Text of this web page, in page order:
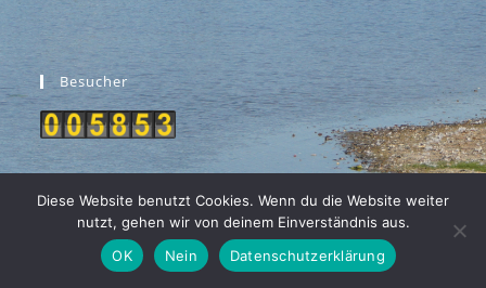
Besucher
Kontakt Impressum Datenschutzerklärung Satzung:
Copyright [oceanwp_date] - leben in einfeld
Diese Website benutzt Cookies. Wenn du die Website weiter
nutzt, gehen wir von deinem Einverständnis aus.
OK
Nein Datenschutzerklärung